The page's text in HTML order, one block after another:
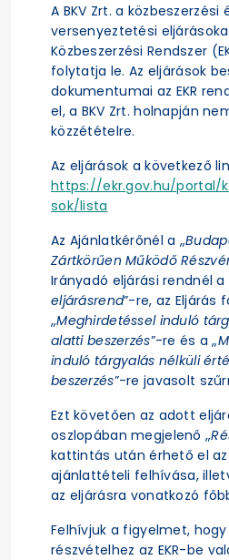
A BKV Zrt. a
versenyeztetési
Közbeszerzési Rendszer
folytatja le. Az eljárások
dokumentumai az EKR
el, a BKV Zrt. holnapján
közzétételre.
Az eljárások a következő
https://ekr.gov.hu/portal/
sok/lista
Az Ajánlatkérőnél a „
Zártkörűen Működő
Irányadó eljárási rendnél a
eljárásrend”-re, az Eljárás
„Meghirdetéssel induló
alatti beszerzés”-re és a „
induló tárgyalás nélküli
beszerzés”-re javasolt
Ezt követően az adott
oszlopában megjelenő „
kattintás után érhető el
ajánlattételi felhívása,
az eljárásra vonatkozó
Felhívjuk a figyelmet,
részvételhez az EKR-be